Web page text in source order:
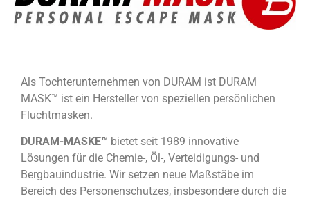
Als Tochterunternehmen von DURAM ist DURAM
MASK™ ist ein Hersteller von speziellen persönlichen
Fluchtmasken.
DURAM-MASKE™ bietet seit 1989 innovative
Lösungen für die Chemie-, Öl-, Verteidigungs- und
Bergbauindustrie. Wir setzen neue Maßstäbe im
Bereich des Personenschutzes, insbesondere durch die